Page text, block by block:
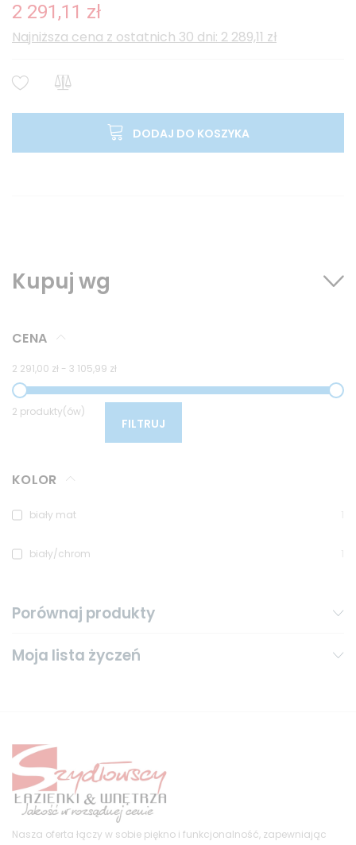
2 291,11 zł
Najniższa cena z ostatnich 30 dni: 2 289,11 zł
DODAJ DO KOSZYKA
Kupuj wg
CENA
2 291,00 zł - 3 105,99 zł
2 produkty(ów)
FILTRUJ
KOLOR
biały mat
biały/chrom
Porównaj produkty
Moja lista życzeń
Nasza oferta łączy w sobie piękno i funkcjonalność, zapewniając